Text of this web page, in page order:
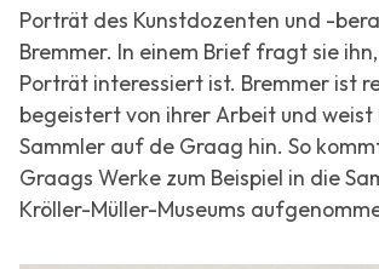
Porträt des Kunstdozenten und -
Bremmer. In einem Brief fragt sie
Porträt interessiert ist. Bremmer ist
begeistert von ihrer Arbeit und
Sammler auf de Graag hin. So
Graags Werke zum Beispiel in die
Kröller-Müller-Museums